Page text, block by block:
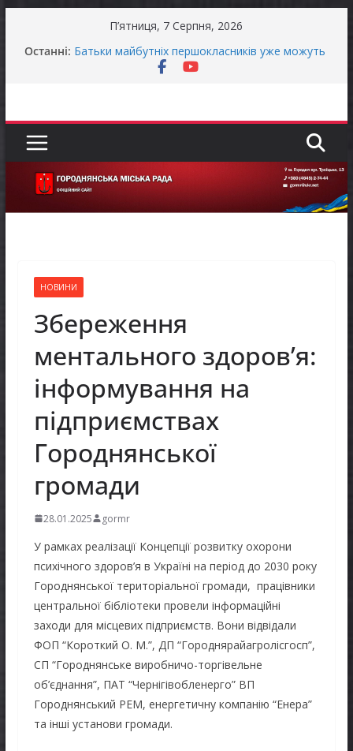
П’ятниця, 7 Серпня, 2026
Останні: Продовжується реалізація програми «Діалог
влади та бізнесу»
громади справжньою літньою спекою
присудження Премії Кабінету Міністрів України
за вагомий внесок у забезпечення
енергетичної стійкості України
До уваги представників бізнесу!
НОВИНИ
Збереження
ментального здоров’я:
інформування на
підприємствах
Городнянської
громади
28.01.2025 gormr
У рамках реалізації Концепції розвитку охорони
психічного здоров’я в Україні на період до 2030 року
Городнянської територіальної громади, працівники
центральної бібліотеки провели інформаційні
заходи для місцевих підприємств. Вони відвідали
ФОП “Короткий О. М.”, ДП “Городнярайагролісгосп”,
СП “Городнянське виробничо-торгівельне
об’єднання”, ПАТ “Чернігівобленерго” ВП
Городнянський РЕМ, енергетичну компанію “Енера”
та інші установи громади.